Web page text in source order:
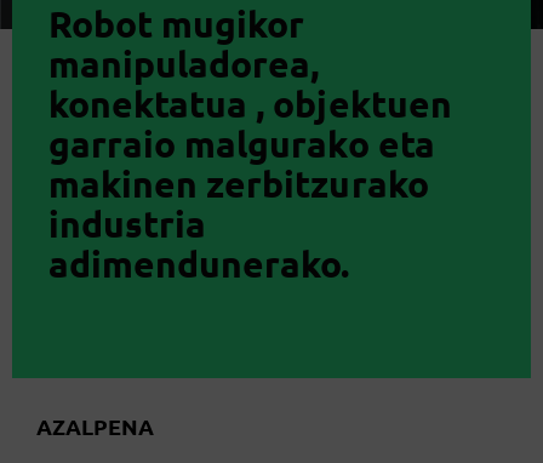
Robot mugikor
manipuladorea,
konektatua , objektuen
garraio malgurako eta
makinen zerbitzurako
industria
adimendunerako.
AZALPENA